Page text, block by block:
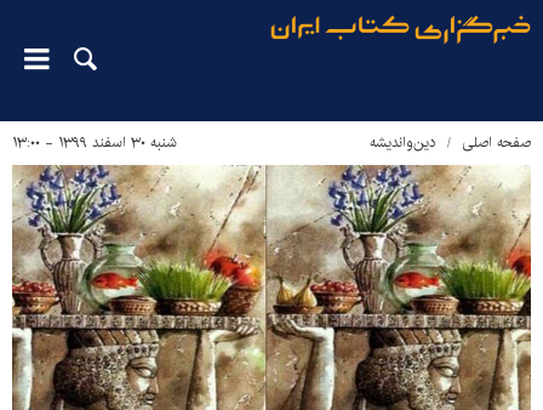
صفحه اصلی دین‌واندیشه شنبه ۳۰ اسفند ۱۳۹۹ - ۱۳:۰۰